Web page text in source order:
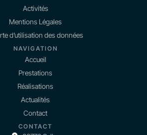
Activités
Mentions Légales
d’utilisation des données
NAVIGATION
Accueil
Prestations
Réalisations
Actualités
Contact
CONTACT